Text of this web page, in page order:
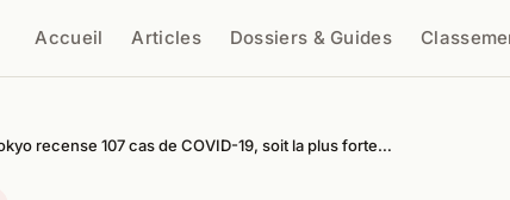
Accueil Articles Dossiers & Guides
Chercher
recense 107 cas de COVID-19, soit la plus forte…